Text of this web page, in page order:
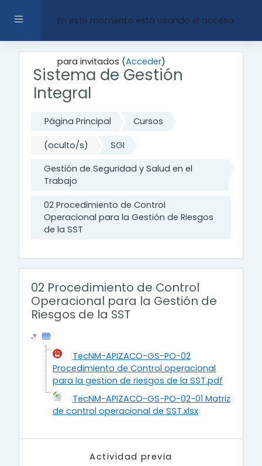
Panel lateralEn este momento está usando el acceso
para invitados (Acceder)
Sistema de Gestión
Integral
Página Principal Cursos
(oculto/s) SGI
Gestión de Seguridad y Salud en el
Trabajo
02 Procedimiento de Control
Operacional para la Gestión de Riesgos
de la SST
02 Procedimiento de Control
Operacional para la Gestión de
Riesgos de la SST
TecNM-APIZACO-GS-PO-02
Procedimiento de Control operacional
para la gestion de riesgos de la SST.pdf
TecNM-APIZACO-GS-PO-02-01 Matriz
de control operacional de SST.xlsx
Actividad previa